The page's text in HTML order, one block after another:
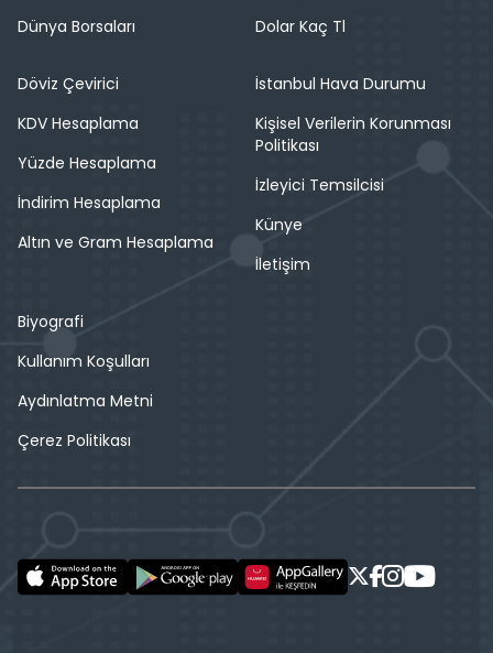
Dünya Borsaları
Dolar Kaç Tl
Döviz Çevirici
KDV Hesaplama
Yüzde Hesaplama
İndirim Hesaplama
Altın ve Gram Hesaplama
İstanbul Hava Durumu
Kişisel Verilerin Korunması
Politikası
İzleyici Temsilcisi
Künye
İletişim
Biyografi
Kullanım Koşulları
Aydınlatma Metni
Çerez Politikası